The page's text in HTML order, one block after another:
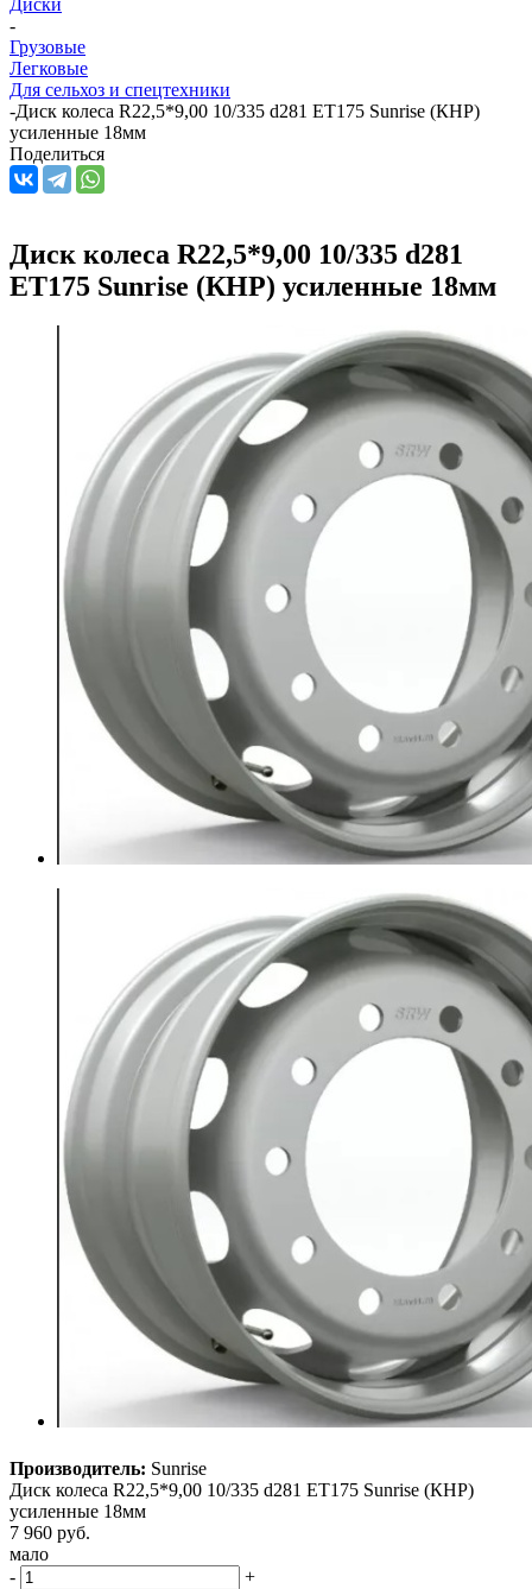
-
Грузовые
Легковые
Для сельхоз и спецтехники
-Диск колеса R22,5*9,00 10/335 d281 ET175 Sunrise (КНР)
усиленные 18мм
Поделиться
Диск колеса R22,5*9,00 10/335 d281
ET175 Sunrise (КНР) усиленные 18мм
Производитель: Sunrise
Диск колеса R22,5*9,00 10/335 d281 ET175 Sunrise (КНР)
усиленные 18мм
7 960 руб.
мало
-
+